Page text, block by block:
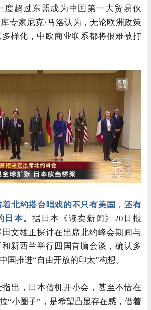
度超过东盟成为中国第一大贸易伙
专家尼克·马洛认为，无论欧洲政策
样化，中欧商业联系都将很难被打
着北约搭台唱戏的不只有美国，还有
日本。 据日本《读卖新闻》20日报
文雄正探讨在出席北约峰会期间与
新西兰举行四国首脑会谈，确认多
国推进“自由开放的印太”构想。
指出，日本借机开小会，甚至不惜在
“小圈子”，是希望凸显存在感，借着